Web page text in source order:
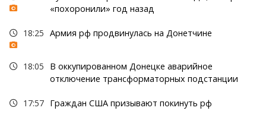
«похоронили» год назад
18:25 Армия рф продвинулась на Донетчине
18:05
В оккупированном Донецке аварийное
отключение трансформаторных подстанции
17:57 Граждан США призывают покинуть рф